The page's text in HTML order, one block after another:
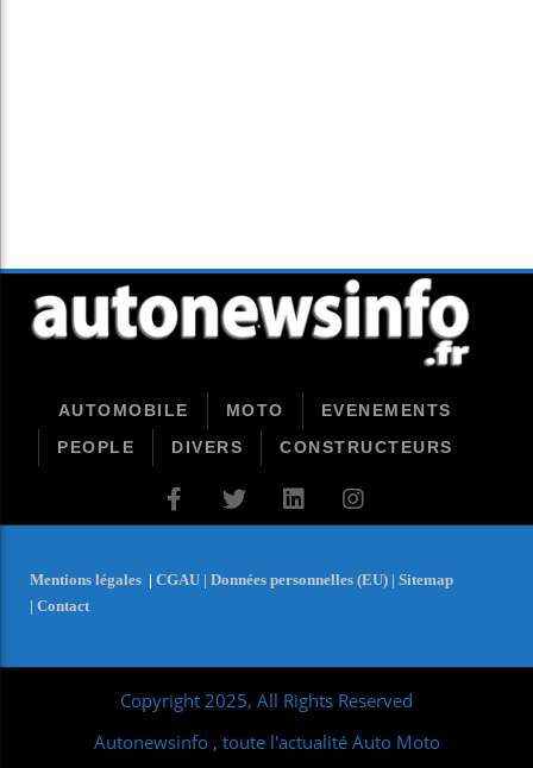
AUTOMOBILE MOTO
EVENEMENTS
PEOPLE
DIVERS CONSTRUCTEURS
Mentions légales | CGAU | Données personnelles (EU) | Sitemap
| Contact
Copyright 2025, All Rights Reserved
Autonewsinfo , toute l'actualité Auto Moto